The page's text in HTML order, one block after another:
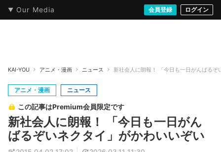
Our Media 会員登録 ログイン
本・文芸 情報化社会 音楽・映像 ゲームストリート
KAI-YOU アニメ・漫画 ニュース 新社会人に朗報！ 「今日も一日がんばるぞ
アニメ・漫画 ニュース
この記事はPremium会員限定です
新社会人に朗報！ 「今日も一日がん
ばるぞいネクタイ」がかわいいぞい